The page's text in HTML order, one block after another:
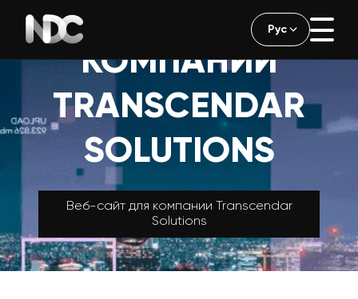
Рус
Русский
КЕЙС IT-
КОМПАНИИ
TRANSCENDAR
SOLUTIONS
Веб-сайт для компании Transcendar
Solutions